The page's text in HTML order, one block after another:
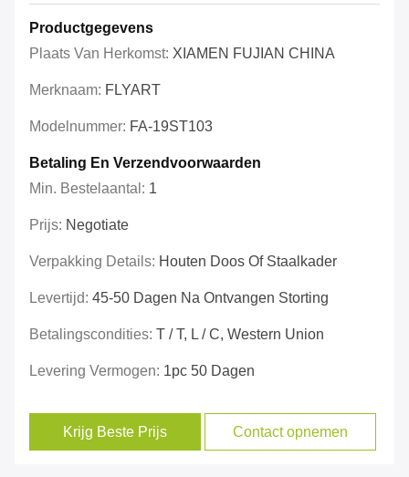
Productgegevens
Plaats Van Herkomst: XIAMEN FUJIAN CHINA
Merknaam: FLYART
Modelnummer: FA-19ST103
Betaling En Verzendvoorwaarden
Min. Bestelaantal: 1
Prijs: Negotiate
Verpakking Details: Houten Doos Of Staalkader
Levertijd: 45-50 Dagen Na Ontvangen Storting
Betalingscondities: T / T, L / C, Western Union
Levering Vermogen: 1pc 50 Dagen
Krijg Beste Prijs Contact opnemen